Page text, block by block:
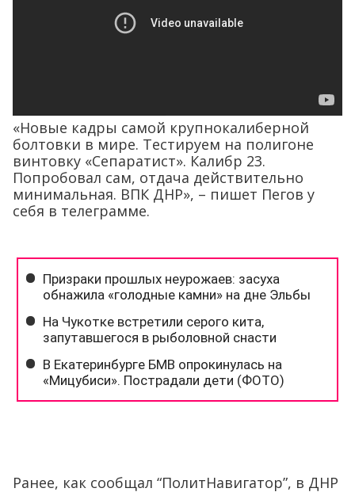
«Новые кадры самой крупнокалиберной
болтовки в мире. Тестируем на полигоне
винтовку «Сепаратист». Калибр 23.
Попробовал сам, отдача действительно
минимальная. ВПК ДНР», – пишет Пегов у
себя в телеграмме.
Ранее, как сообщал “ПолитНавигатор”, в ДНР